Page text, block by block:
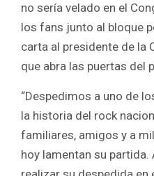
no sería velado en el
los fans junto al bloque
carta al presidente de la
que abra las puertas del
“Despedimos a uno de
la historia del rock
familiares, amigos y a
hoy lamentan su